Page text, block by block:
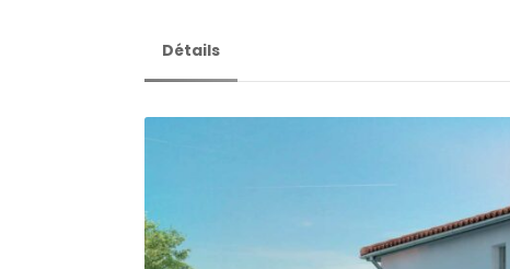
Détails